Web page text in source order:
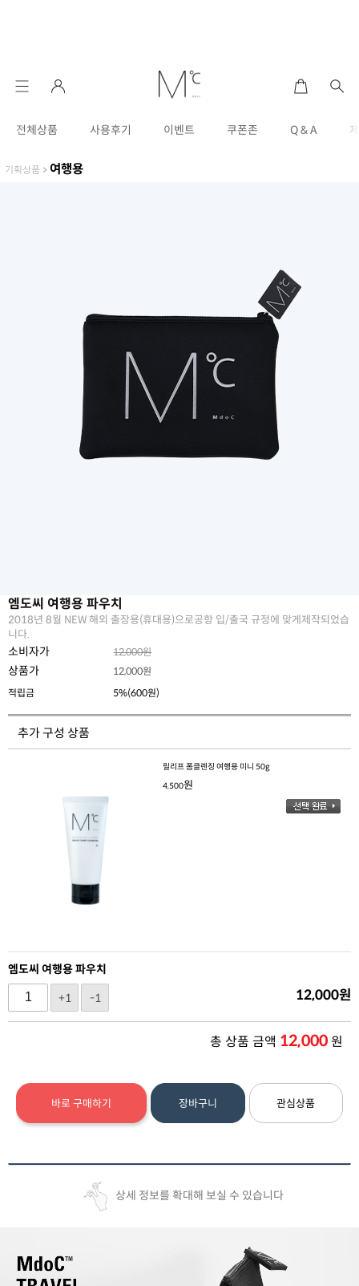
전체상품 사용후기 이벤트 쿠폰존 Q & A
기획상품 > 여행용
엠도씨 여행용 파우치
2018년 8월 NEW 해외 출장용(휴대용)으로공항 입/출국 규정에 맞게제작되었습
니다.
소비자가 12,000원
상품가 12,000원
적립금
5%(600원)
추가 구성 상품
릴리프 폼클렌징 여행용 미니 50g
4,500원
엠도씨 여행용 파우치
+1
-1 12,000원
총 상품 금액 12,000원
바로 구매하기 장바구니 관심상품
상세 정보를 확대해 보실 수 있습니다